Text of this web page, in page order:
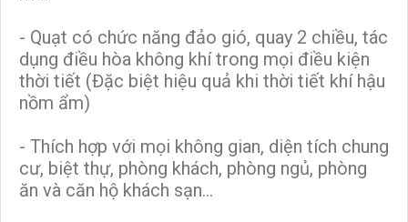
- Quạt có chức năng đảo gió, quay 2 chiều, tác
dụng điều hòa không khí trong mọi điều kiện
thời tiết (Đặc biệt hiệu quả khi thời tiết khí hậu
nồm ẩm)
- Thích hợp với mọi không gian, diện tích chung
cư, biệt thự, phòng khách, phòng ngủ, phòng
ăn và căn hộ khách sạn...